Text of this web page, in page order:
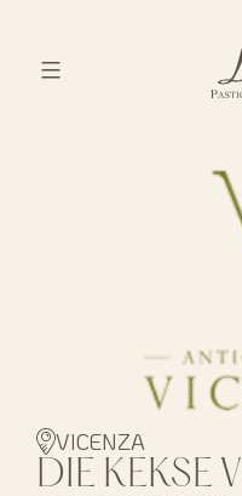
content
VICENZA
DIE KEKSE